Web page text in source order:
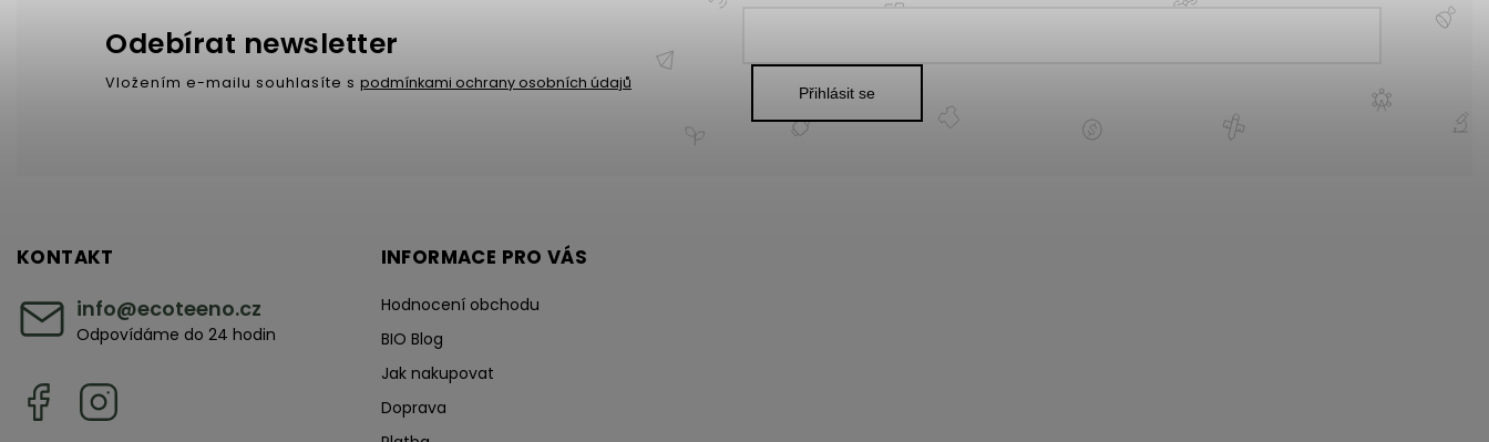
KONTAKT
info@ecoteeno.cz
Odpovídáme do 24 hodin
Odebírat newsletter
Vložením e-mailu souhlasíte s podmínkami ochrany osobních údajů
Přihlásit se
INFORMACE PRO VÁS
Hodnocení obchodu
BIO Blog
Jak nakupovat
Doprava